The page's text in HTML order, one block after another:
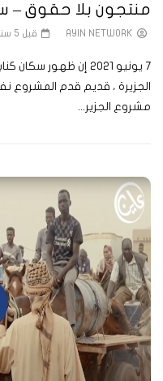
منتجون بلا حقوق –
AYIN NETWORK قبل 5 سنوات
7 يونيو 2021 إن
الجزيرة ، قديم قدم
مشروع الجزير...